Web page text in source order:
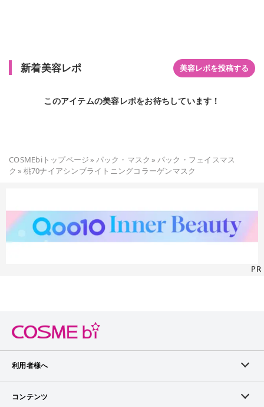
新着美容レポ 美容レポを投稿する
このアイテムの美容レポをお待ちしています！
COSMEbiトップページ» パック・マスク » パック・フェイスマス
ク » 桃70ナイアシンブライトニングコラーゲンマスク
PR
利用者様へ
メンバーログイン
コンテンツ